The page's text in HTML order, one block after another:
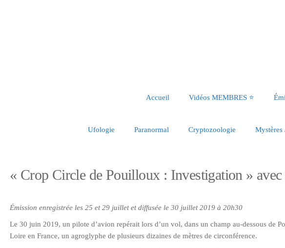
Accueil Vidéos MEMBRES ⭐️
Ufologie Paranormal Cryptozoologie Mystères
« Crop Circle de Pouilloux : Investigation »
Émission enregistrée les 25 et 29 juillet et diffusée le 30 juillet 2019 à 20h30
Le 30 juin 2019, un pilote d’avion repérait lors d’un vol, dans un champ au-dessous de
Loire en France, un agroglyphe de plusieurs dizaines de mètres de circonférence.